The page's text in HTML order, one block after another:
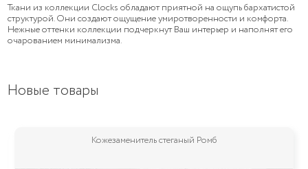
Ткани из коллекции Clocks обладают приятной на ощупь бархатистой
структурой. Они создают ощущение умиротворенности и комфорта.
Нежные оттенки коллекции подчеркнут Ваш интерьер и наполнят его
очарованием минимализма.
Новые товары
Мебельная ткань Vita (Вита)